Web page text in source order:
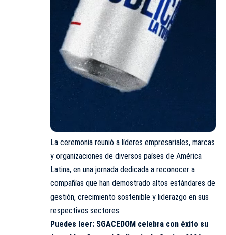
La ceremonia reunió a líderes empresariales, marcas
y organizaciones de diversos países de América
Latina, en una jornada dedicada a reconocer a
compañías que han demostrado altos estándares de
gestión, crecimiento sostenible y liderazgo en sus
respectivos sectores.
Puedes leer: SGACEDOM celebra con éxito su